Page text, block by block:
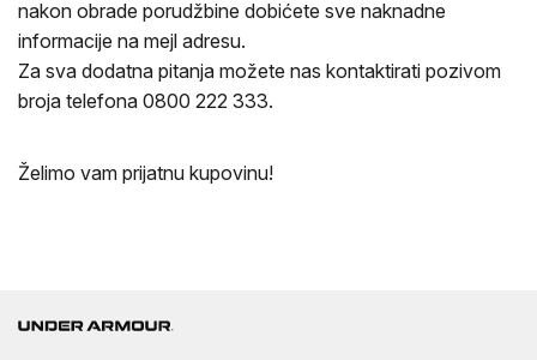
nakon obrade porudžbine dobićete sve naknadne
informacije na mejl adresu.
Za sva dodatna pitanja možete nas kontaktirati pozivom
broja telefona 0800 222 333.
Želimo vam prijatnu kupovinu!